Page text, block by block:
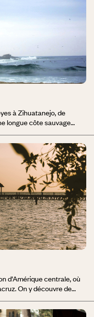
pied, en bateau, en
Agua Azul autant de
à Zihuatanejo, de
longue côte sauvage
villages de pêcheurs et
l’architecture
pastel en font un lieu
de pêche enfoui dans les
il règne à Puerto
proximité, Puerto Angel,
de pêche, et Zipolite,
terre.
d’Amérique centrale, où
de
et ses fresques hautes en